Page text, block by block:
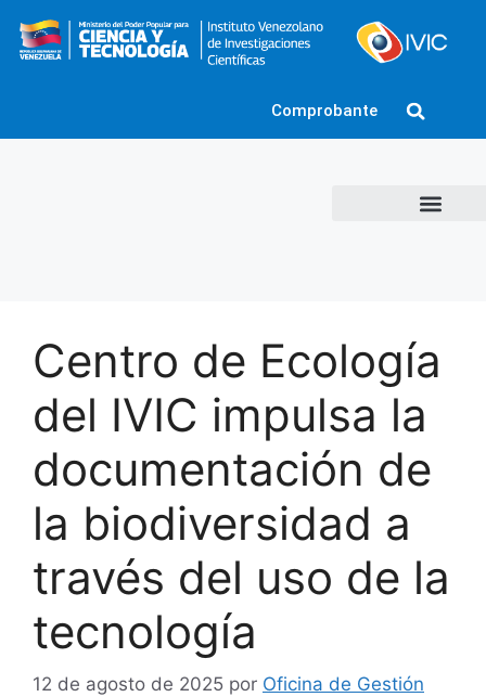
Comprobante
Centro de Ecología
del IVIC impulsa la
documentación de
la biodiversidad a
través del uso de la
tecnología
12 de agosto de 2025 por Oficina de Gestión